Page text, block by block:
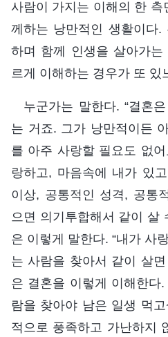
사람이 가지는 이해의 한
께하는 낭만적인 생활이다
하며 함께 인생을 살아가
르게 이해하는 경우가 또 있
누군가는 말한다. “결혼
는 거죠. 그가 낭만적이든
를 아주 사랑할 필요도 없
랑하고, 마음속에 내가 있
이상, 공통적인 성격, 공통
으면 의기투합해서 같이 살
은 이렇게 말한다. “내가 사
는 사람을 찾아서 같이 살
은 결혼을 이렇게 이해한다
람을 찾아야 남은 일생 먹
적으로 풍족하고 가난하지